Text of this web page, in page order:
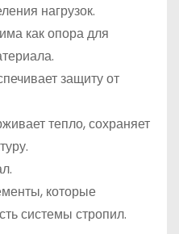
нагрузок.
как опора для
защиту от
тепло, сохраняет
которые
системы стропил.